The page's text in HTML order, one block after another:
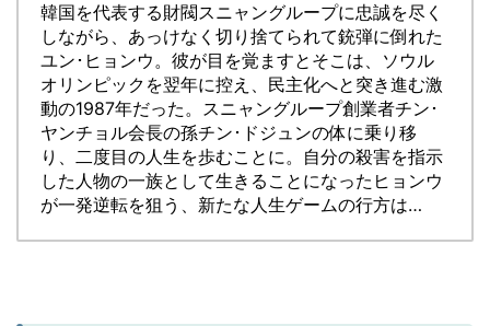
韓国を代表する財閥スニャングループに忠誠を尽く
しながら、あっけなく切り捨てられて銃弾に倒れた
ユン･ヒョンウ。彼が目を覚ますとそこは、ソウル
オリンピックを翌年に控え、民主化へと突き進む激
動の1987年だった。スニャングループ創業者チン･
ヤンチョル会長の孫チン･ドジュンの体に乗り移
り、二度目の人生を歩むことに。自分の殺害を指示
した人物の一族として生きることになったヒョンウ
が一発逆転を狙う、新たな人生ゲームの行方は…